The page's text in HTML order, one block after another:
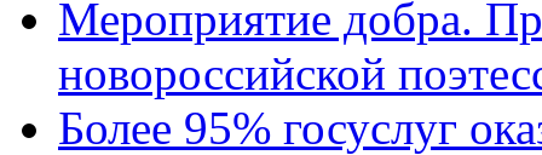
Мероприятие добра.
новороссийской
Более 95% госуслуг